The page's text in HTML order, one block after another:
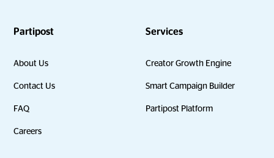
Partipost
About Us
Contact Us
FAQ
Careers
Services
Creator Growth Engine
Smart Campaign Builder
Partipost Platform